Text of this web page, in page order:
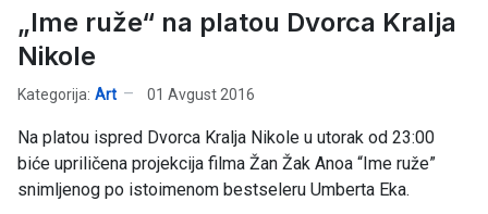
„Ime ruže“ na platou Dvorca Kralja
Nikole
Kategorija: Art 01 Avgust 2016
Na platou ispred Dvorca Kralja Nikole u utorak od 23:00
biće upriličena projekcija filma Žan Žak Anoa “Ime ruže”
snimljenog po istoimenom bestseleru Umberta Eka.